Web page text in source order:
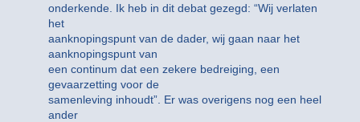
onderkende. Ik heb in dit debat gezegd: “Wij verlaten
het
aanknopingspunt van de dader, wij gaan naar het
aanknopingspunt van
een continum dat een zekere bedreiging, een
gevaarzetting voor de
samenleving inhoudt”. Er was overigens nog een heel
ander